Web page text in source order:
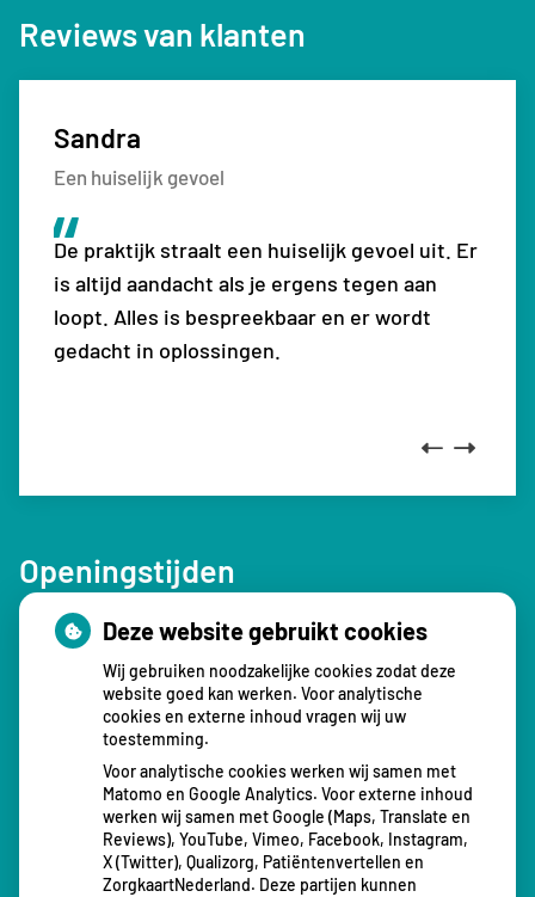
Reviews van klanten
Sandra
Een huiselijk gevoel
De praktijk straalt een huiselijk gevoel uit. Er
is altijd aandacht als je ergens tegen aan
loopt. Alles is bespreekbaar en er wordt
gedacht in oplossingen.
Sven
Top fysiotherapiepraktijk
Top fysiotherapiepraktijk, kom hier al jaren.
Goede therapeuten en begeleiding
Monique
Zeer deskundig
Ze zijn zeer deskundig en dat mag en kan ik
zeggen. Ik heb genoeg fysiotherapeuten
gezien. Ik zal zeer zeker deze fysio praktijk
aanbevelen in mijn vriendenkring mijn
Nathalie
Fijne therapie
Het is heel leuke en fijne therapie met leuk
personeel en heel kundig.
Previous
Next
Openingstijden
Maandag: 08.00tot
- 12.30
13.00
tot
- 16.30
Dinsdag:
08.00tot
- 12.30
13.00tot
- 16.30
13.00tot
- 16.30
Donderdag:
08.00tot
- 12.30
13.00tot
- 17.30
08.00tot
- 12.30
Deze website gebruikt cookies
Wij gebruiken noodzakelijke cookies zodat deze
website goed kan werken. Voor analytische
cookies en externe inhoud vragen wij uw
toestemming.
Voor analytische cookies werken wij samen met
Matomo en Google Analytics. Voor externe inhoud
werken wij samen met Google (Maps, Translate en
Reviews), YouTube, Vimeo, Facebook, Instagram,
X (Twitter), Qualizorg, Patiëntenvertellen en
ZorgkaartNederland. Deze partijen kunnen